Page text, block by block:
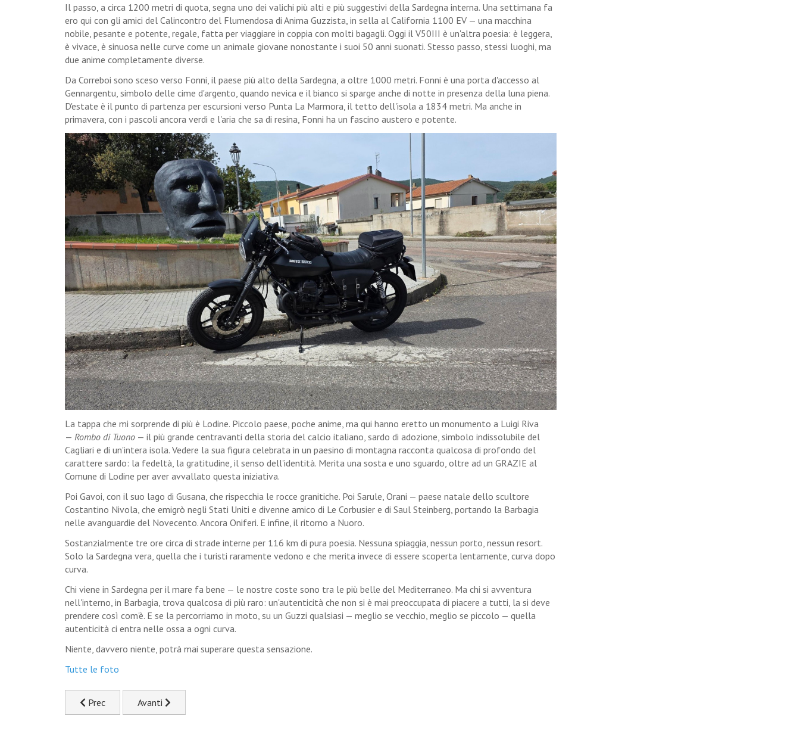
Il passo, a circa 1200 metri di quota, segna uno dei valichi più alti e più suggestivi della Sardegna interna. Una settimana fa
ero qui con gli amici del Calincontro del Flumendosa di Anima Guzzista, in sella al California 1100 EV — una macchina
nobile, pesante e potente, regale, fatta per viaggiare in coppia con molti bagagli. Oggi il V50III è un'altra poesia: è leggera,
è vivace, è sinuosa nelle curve come un animale giovane nonostante i suoi 50 anni suonati. Stesso passo, stessi luoghi, ma
due anime completamente diverse.
Da Correboi sono sceso verso Fonni, il paese più alto della Sardegna, a oltre 1000 metri. Fonni è una porta d'accesso al
Gennargentu, simbolo delle cime d'argento, quando nevica e il bianco si sparge anche di notte in presenza della luna piena.
D'estate è il punto di partenza per escursioni verso Punta La Marmora, il tetto dell'isola a 1834 metri. Ma anche in
primavera, con i pascoli ancora verdi e l'aria che sa di resina, Fonni ha un fascino austero e potente.
La tappa che mi sorprende di più è Lodine. Piccolo paese, poche anime, ma qui hanno eretto un monumento a Luigi Riva
— Rombo di Tuono — il più grande centravanti della storia del calcio italiano, sardo di adozione, simbolo indissolubile del
Cagliari e di un'intera isola. Vedere la sua figura celebrata in un paesino di montagna racconta qualcosa di profondo del
carattere sardo: la fedeltà, la gratitudine, il senso dell'identità. Merita una sosta e uno sguardo, oltre ad un GRAZIE al
Comune di Lodine per aver avvallato questa iniziativa.
Poi Gavoi, con il suo lago di Gusana, che rispecchia le rocce granitiche. Poi Sarule, Orani — paese natale dello scultore
Costantino Nivola, che emigrò negli Stati Uniti e divenne amico di Le Corbusier e di Saul Steinberg, portando la Barbagia
nelle avanguardie del Novecento. Ancora Oniferi. E infine, il ritorno a Nuoro.
Sostanzialmente tre ore circa di strade interne per 116 km di pura poesia. Nessuna spiaggia, nessun porto, nessun resort.
Solo la Sardegna vera, quella che i turisti raramente vedono e che merita invece di essere scoperta lentamente, curva dopo
curva.
Chi viene in Sardegna per il mare fa bene — le nostre coste sono tra le più belle del Mediterraneo. Ma chi si avventura
nell'interno, in Barbagia, trova qualcosa di più raro: un'autenticità che non si è mai preoccupata di piacere a tutti, la si deve
prendere così com'è. E se la percorriamo in moto, su un Guzzi qualsiasi — meglio se vecchio, meglio se piccolo — quella
autenticità ci entra nelle ossa a ogni curva.
Niente, davvero niente, potrà mai superare questa sensazione.
Tutte le foto
Articolo precedente: Calincontro del Flumendosa, 1-3 Maggio 48^ Ed.
Prec Articolo successivo: Ode alla Moto Guzzi e all'Avventura su Due Ruote
Avanti